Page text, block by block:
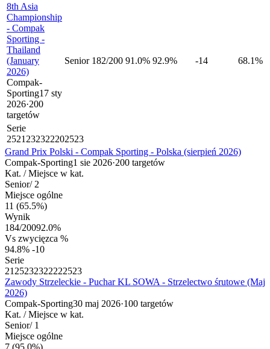
8th Asia
Championship
- Compak
Sporting -
Thailand
(January
2026)
Compak-
Sporting17 sty
2026·200
targetów
Senior 182/200 91.0% 92.9% -14 68.1%
Serie
2521 232322202523
Grand Prix Polski - Compak Sporting - Polska (sierpień 2026)
Compak-Sporting1 sie 2026·200 targetów
Kat. / Miejsce w kat.
Senior/2
Miejsce ogólne
11 (65.5%)
Wynik
184/20092.0%
Vs zwycięzca %
94.8% -10
Serie
21 25232322222523
Zawody Strzeleckie - Puchar KL SOWA - Strzelectwo śrutowe (Maj
2026)
Compak-Sporting30 maj 2026·100 targetów
Kat. / Miejsce w kat.
Senior/1
Miejsce ogólne
7 (95.0%)